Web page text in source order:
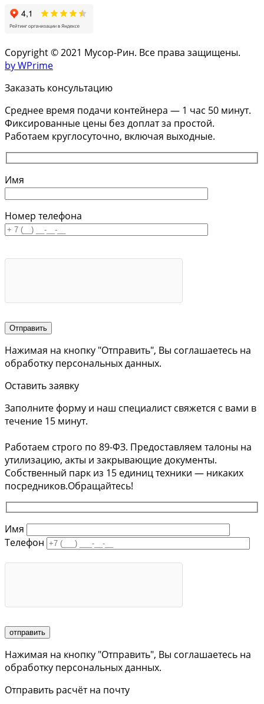
Copyright © 2021 Мусор-Рин. Все права защищены.
by WPrime
Заказать консультацию
Среднее время подачи контейнера — 1 час 50 минут.
Фиксированные цены без доплат за простой.
Работаем круглосуточно, включая выходные.
Имя
Номер телефона
Отправить
Нажимая на кнопку "Отправить", Вы соглашаетесь на
обработку персональных данных.
Оставить заявку
Заполните форму и наш специалист свяжется с вами в
течение 15 минут.
Работаем строго по 89-ФЗ. Предоставляем талоны на
утилизацию, акты и закрывающие документы.
Собственный парк из 15 единиц техники — никаких
посредников.Обращайтесь!
Имя
Телефон
Нажимая на кнопку "Отправить", Вы соглашаетесь на
обработку персональных данных.
Отправить расчёт на почту